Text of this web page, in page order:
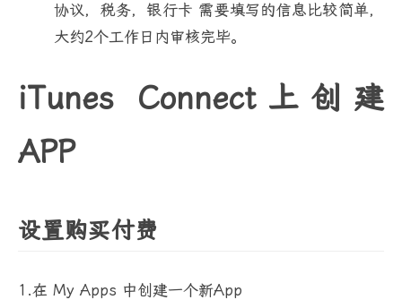
协议，税务，银行卡 需要填写的信息比较简单，
大约2个工作日内审核完毕。
iTunes Connect上创建
APP
设置购买付费
1.在 My Apps 中创建一个新App